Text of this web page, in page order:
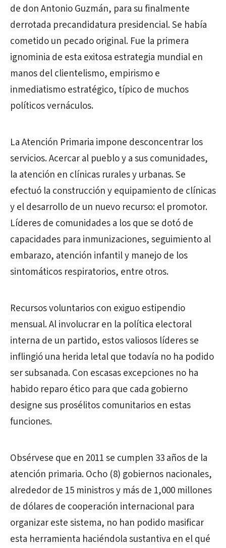
de don Antonio Guzmán, para su finalmente
derrotada precandidatura presidencial. Se había
cometido un pecado original. Fue la primera
ignominia de esta exitosa estrategia mundial en
manos del clientelismo, empirismo e
inmediatismo estratégico, típico de muchos
políticos vernáculos.
La Atención Primaria impone desconcentrar los
servicios. Acercar al pueblo y a sus comunidades,
la atención en clínicas rurales y urbanas. Se
efectuó la construcción y equipamiento de clínicas
y el desarrollo de un nuevo recurso: el promotor.
Líderes de comunidades a los que se dotó de
capacidades para inmunizaciones, seguimiento al
embarazo, atención infantil y manejo de los
sintomáticos respiratorios, entre otros.
Recursos voluntarios con exiguo estipendio
mensual. Al involucrar en la política electoral
interna de un partido, estos valiosos líderes se
inflingió una herida letal que todavía no ha podido
ser subsanada. Con escasas excepciones no ha
habido reparo ético para que cada gobierno
designe sus prosélitos comunitarios en estas
funciones.
Obsérvese que en 2011 se cumplen 33 años de la
atención primaria. Ocho (8) gobiernos nacionales,
alrededor de 15 ministros y más de 1,000 millones
de dólares de cooperación internacional para
organizar este sistema, no han podido masificar
esta herramienta haciéndola sustantiva en el qué